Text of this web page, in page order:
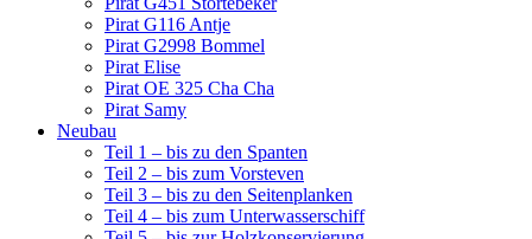
Pirat G116 Antje
Pirat G2998 Bommel
Pirat Elise
Pirat OE 325 Cha Cha
Pirat Samy
Neubau
Teil 1 – bis zu den Spanten
Teil 2 – bis zum Vorsteven
Teil 3 – bis zu den Seitenplanken
Teil 4 – bis zum Unterwasserschiff